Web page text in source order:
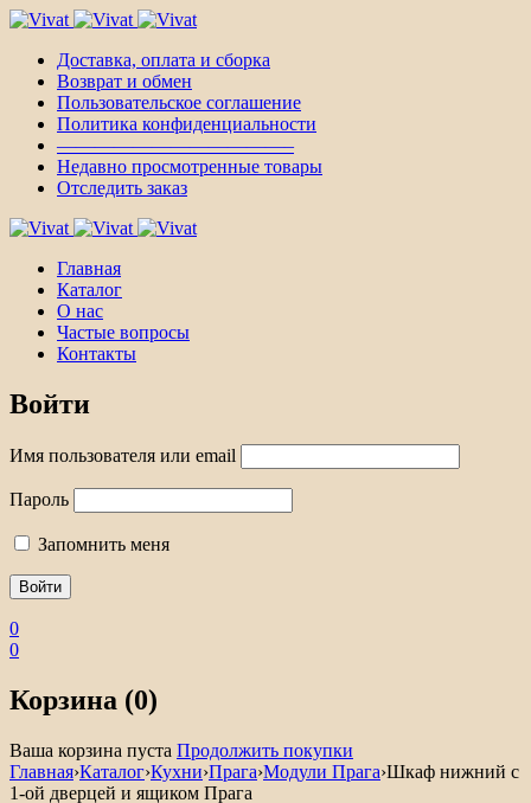
Доставка, оплата и сборка
Возврат и обмен
Пользовательское соглашение
Политика конфиденциальности
————————————–
Недавно просмотренные товары
Отследить заказ
Главная
Каталог
О нас
Частые вопросы
Контакты
Войти
Имя пользователя или email
Пароль
Запомнить меня
0
0
Корзина (0)
Ваша корзина пуста Продолжить покупки
Главная›Каталог›Кухни›Прага›Модули Прага›Шкаф нижний с
1-ой дверцей и ящиком Прага